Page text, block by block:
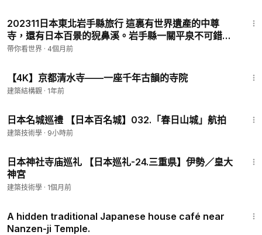
202311日本東北岩手縣旅行 這裏有世界遺產的中尊
寺，還有日本百景的猊鼻溪。岩手縣一關平泉不可錯過
的賞楓絕境之地！
帶你看世界 · 4個月前
【4K】京都清水寺——一座千年古韻的寺院
建築結構觀 · 1年前
日本名城巡禮 【日本百名城】032.「春日山城」航拍
建築技術學 · 9小時前
日本神社寺庙巡礼 【日本巡礼-24.三重県】伊勢／皇大
神宮
建築技術學 · 1個月前
A hidden traditional Japanese house café near
Nanzen-ji Temple.